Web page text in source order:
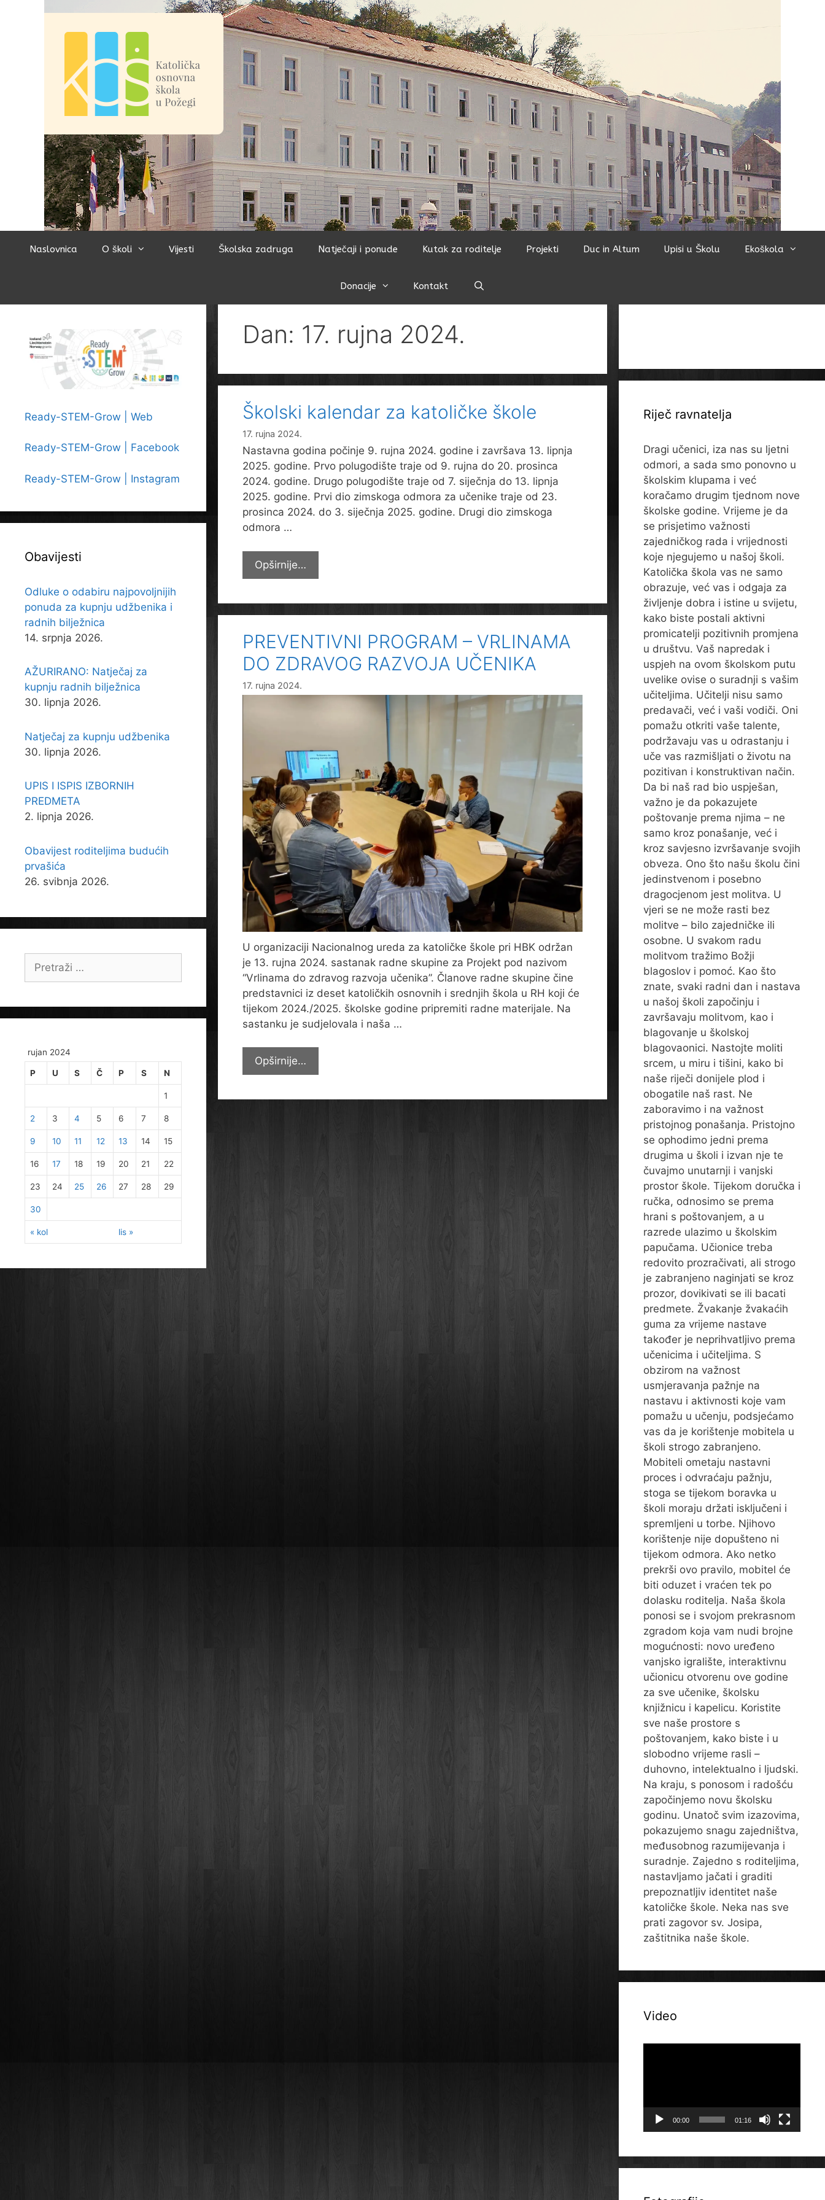
Naslovnica O školi Vijesti Školska zadruga Natječaji i ponude Kutak za roditelje Projekti Duc in Altum Upisi u Školu Ekoškola
Donacije Kontakt
Dan: 17. rujna 2024.
Školski kalendar za katoličke škole
17. rujna 2024.
Nastavna godina počinje 9. rujna 2024. godine i završava 13. lipnja
2025. godine. Prvo polugodište traje od 9. rujna do 20. prosinca
2024. godine. Drugo polugodište traje od 7. siječnja do 13. lipnja
2025. godine. Prvi dio zimskoga odmora za učenike traje od 23.
prosinca 2024. do 3. siječnja 2025. godine. Drugi dio zimskoga
odmora …
Opširnije…
kalendar
PREVENTIVNI PROGRAM – VRLINAMA
DO ZDRAVOG RAZVOJA UČENIKA
17. rujna 2024.
U organizaciji Nacionalnog ureda za katoličke škole pri HBK održan
je 13. rujna 2024. sastanak radne skupine za Projekt pod nazivom
“Vrlinama do zdravog razvoja učenika”. Članove radne skupine čine
predstavnici iz deset katoličkih osnovnih i srednjih škola u RH koji će
tijekom 2024./2025. školske godine pripremiti radne materijale. Na
sastanku je sudjelovala i naša …
Opširnije…
PROGRAM
Ready-STEM-Grow | Web
Ready-STEM-Grow | Facebook
Ready-STEM-Grow | Instagram
Obavijesti
Odluke o odabiru najpovoljnijih
ponuda za kupnju udžbenika i
radnih bilježnica
14. srpnja 2026.
AŽURIRANO: Natječaj za
kupnju radnih bilježnica
30. lipnja 2026.
Natječaj za kupnju udžbenika
30. lipnja 2026.
UPIS I ISPIS IZBORNIH
PREDMETA
2. lipnja 2026.
Obavijest roditeljima budućih
prvašića
26. svibnja 2026.
rujan 2024
P U S Č P S N
« kol lis »
1
2 3 4 5 6 7 8
9 10 11 12 13 14 15
16 17 18 19 20 21 22
23 24 25 26 27 28 29
30
Riječ ravnatelja
Dragi učenici, iza nas su ljetni
odmori, a sada smo ponovno u
školskim klupama i već
koračamo drugim tjednom nove
školske godine. Vrijeme je da
se prisjetimo važnosti
zajedničkog rada i vrijednosti
koje njegujemo u našoj školi.
Katolička škola vas ne samo
obrazuje, već vas i odgaja za
življenje dobra i istine u svijetu,
kako biste postali aktivni
promicatelji pozitivnih promjena
u društvu. Vaš napredak i
uspjeh na ovom školskom putu
uvelike ovise o suradnji s vašim
učiteljima. Učitelji nisu samo
predavači, već i vaši vodiči. Oni
pomažu otkriti vaše talente,
podržavaju vas u odrastanju i
uče vas razmišljati o životu na
pozitivan i konstruktivan način.
Da bi naš rad bio uspješan,
važno je da pokazujete
poštovanje prema njima – ne
samo kroz ponašanje, već i
kroz savjesno izvršavanje svojih
obveza. Ono što našu školu čini
jedinstvenom i posebno
dragocjenom jest molitva. U
vjeri se ne može rasti bez
molitve – bilo zajedničke ili
osobne. U svakom radu
molitvom tražimo Božji
blagoslov i pomoć. Kao što
znate, svaki radni dan i nastava
u našoj školi započinju i
završavaju molitvom, kao i
blagovanje u školskoj
blagovaonici. Nastojte moliti
srcem, u miru i tišini, kako bi
naše riječi donijele plod i
obogatile naš rast. Ne
zaboravimo i na važnost
pristojnog ponašanja. Pristojno
se ophodimo jedni prema
drugima u školi i izvan nje te
čuvajmo unutarnji i vanjski
prostor škole. Tijekom doručka i
ručka, odnosimo se prema
hrani s poštovanjem, a u
razrede ulazimo u školskim
papučama. Učionice treba
redovito prozračivati, ali strogo
je zabranjeno naginjati se kroz
prozor, dovikivati se ili bacati
predmete. Žvakanje žvakaćih
guma za vrijeme nastave
također je neprihvatljivo prema
učenicima i učiteljima. S
obzirom na važnost
usmjeravanja pažnje na
nastavu i aktivnosti koje vam
pomažu u učenju, podsjećamo
vas da je korištenje mobitela u
školi strogo zabranjeno.
Mobiteli ometaju nastavni
proces i odvraćaju pažnju,
stoga se tijekom boravka u
školi moraju držati isključeni i
spremljeni u torbe. Njihovo
korištenje nije dopušteno ni
tijekom odmora. Ako netko
prekrši ovo pravilo, mobitel će
biti oduzet i vraćen tek po
dolasku roditelja. Naša škola
ponosi se i svojom prekrasnom
zgradom koja vam nudi brojne
mogućnosti: novo uređeno
vanjsko igralište, interaktivnu
učionicu otvorenu ove godine
za sve učenike, školsku
knjižnicu i kapelicu. Koristite
sve naše prostore s
poštovanjem, kako biste i u
slobodno vrijeme rasli –
duhovno, intelektualno i ljudski.
Na kraju, s ponosom i radošću
započinjemo novu školsku
godinu. Unatoč svim izazovima,
pokazujemo snagu zajedništva,
međusobnog razumijevanja i
suradnje. Zajedno s roditeljima,
nastavljamo jačati i graditi
prepoznatljiv identitet naše
katoličke škole. Neka nas sve
prati zagovor sv. Josipa,
zaštitnika naše škole.
Video
00:00 01:16